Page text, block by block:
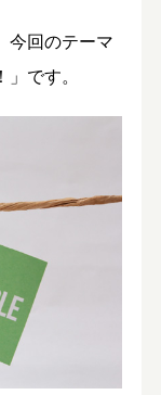
今回のテーマ
です。